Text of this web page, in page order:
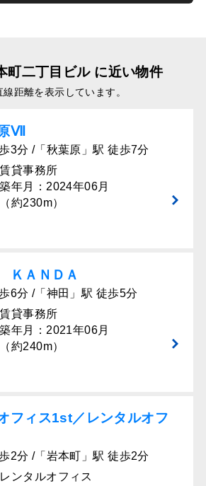
町二丁目ビル に近い物件
線距離を表示しています。
Ⅶ
3分 /「秋葉原」駅 徒歩7分
賃貸事務所
築年月：2024年06月
（約230m）
ＫＡＮＤＡ
6分 /「神田」駅 徒歩5分
賃貸事務所
築年月：2021年06月
（約240m）
フィス1st／レンタルオフ
2分 /「岩本町」駅 徒歩2分
レンタルオフィス